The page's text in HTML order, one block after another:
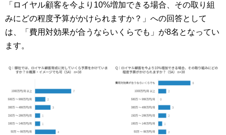
「ロイヤル顧客を今より10%増加できる場合、その取り組
みにどの程度予算がかけられますか？」への回答として
は、「費用対効果が合うならいくらでも」が8名となってい
ます。